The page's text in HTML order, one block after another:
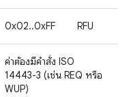
0x02..0xFF RFU
ค่าต้องมีคำสั่ง ISO
14443-3 (เช่น REQ หรือ
WUP)